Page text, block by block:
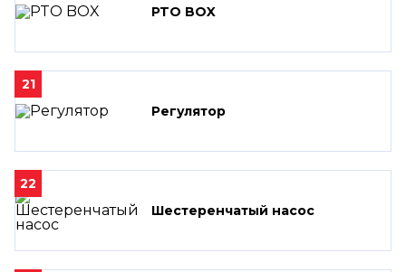
PTO BOX
21
Регулятор
22
Шестеренчатый насос